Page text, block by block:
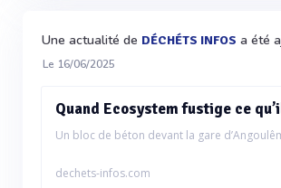
Une actualité de DÉCHÉTS INFOS a été
Le 16/06/2025
Quand Ecosystem fustige ce
Un bloc de béton devant la gare
dechets-infos.com